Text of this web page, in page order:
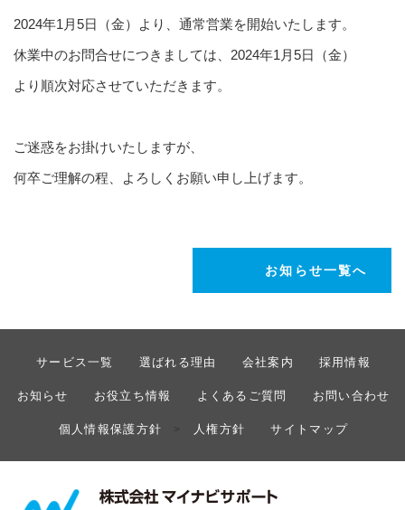
2024年1月5日（金）より、通常営業を開始いたします。
休業中のお問合せにつきましては、2024年1月5日（金）
より順次対応させていただきます。
ご迷惑をお掛けいたしますが、
何卒ご理解の程、よろしくお願い申し上げます。
お知らせ一覧へ
サービス一覧 選ばれる理由 会社案内 採用情報
お知らせ お役立ち情報 よくあるご質問 お問い合わせ
個人情報保護方針 > 人権方針 サイトマップ